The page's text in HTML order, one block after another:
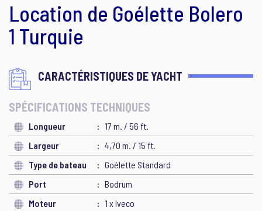
Location de Goélette Bolero
1 Turquie
CARACTÉRISTIQUES DE YACHT
SPÉCIFICATIONS TECHNIQUES
Longueur
17 m. / 56 ft.
Largeur
4,70 m. / 15 ft.
Type de bateau
Goélette Standard
Port
Bodrum
Moteur
1 x Iveco